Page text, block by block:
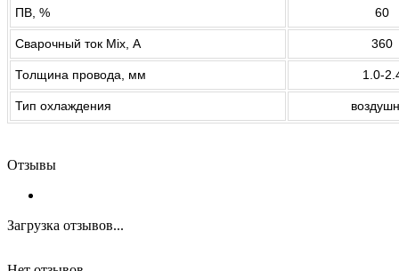
ПВ, % 60
Сварочный ток Mix, А 360
Толщина провода, мм 1.0-
Тип охлаждения
Отзывы
Загрузка отзывов...